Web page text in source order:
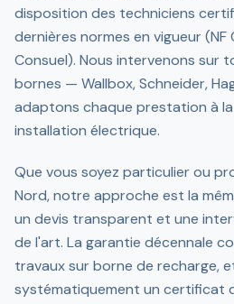
disposition des techniciens
dernières normes en vigueur
Consuel). Nous intervenons sur
bornes — Wallbox, Schneider,
adaptons chaque prestation à
installation électrique.
Que vous soyez particulier ou
Nord, notre approche est la
un devis transparent et une
de l'art. La garantie décennale
travaux sur borne de recharge,
systématiquement un certificat